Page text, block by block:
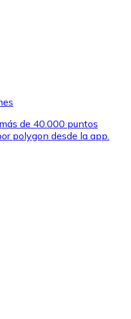
de 40.000 puntos
polygon desde la app.